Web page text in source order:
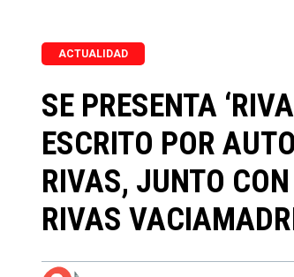
ACTUALIDAD
SE PRESENTA
ESCRITO POR
RIVAS, JUNTO
RIVAS